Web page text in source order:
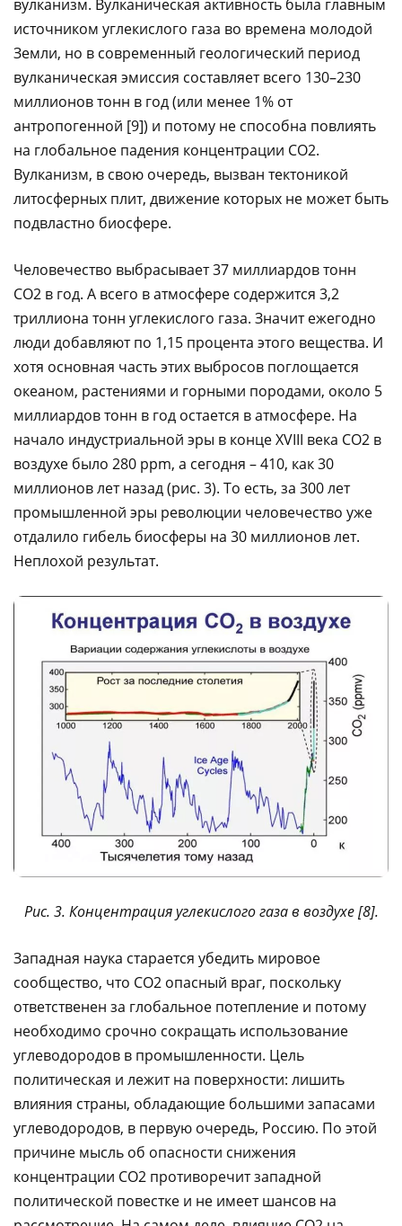
вулканизм. Вулканическая активность была главным
источником углекислого газа во времена молодой
Земли, но в современный геологический период
вулканическая эмиссия составляет всего 130–230
миллионов тонн в год (или менее 1% от
антропогенной [9]) и потому не способна повлиять
на глобальное падения концентрации CO2.
Вулканизм, в свою очередь, вызван тектоникой
литосферных плит, движение которых не может быть
подвластно биосфере.
Человечество выбрасывает 37 миллиардов тонн
CO2 в год. А всего в атмосфере содержится 3,2
триллиона тонн углекислого газа. Значит ежегодно
люди добавляют по 1,15 процента этого вещества. И
хотя основная часть этих выбросов поглощается
океаном, растениями и горными породами, около 5
миллиардов тонн в год остается в атмосфере. На
начало индустриальной эры в конце XVIII века CO2 в
воздухе было 280 ppm, а сегодня – 410, как 30
миллионов лет назад (рис. 3). То есть, за 300 лет
промышленной эры революции человечество уже
отдалило гибель биосферы на 30 миллионов лет.
Неплохой результат.
Рис. 3. Концентрация углекислого газа в воздухе [8].
Западная наука старается убедить мировое
сообщество, что CO2 опасный враг, поскольку
ответственен за глобальное потепление и потому
необходимо срочно сокращать использование
углеводородов в промышленности. Цель
политическая и лежит на поверхности: лишить
влияния страны, обладающие большими запасами
углеводородов, в первую очередь, Россию. По этой
причине мысль об опасности снижения
концентрации CO2 противоречит западной
политической повестке и не имеет шансов на